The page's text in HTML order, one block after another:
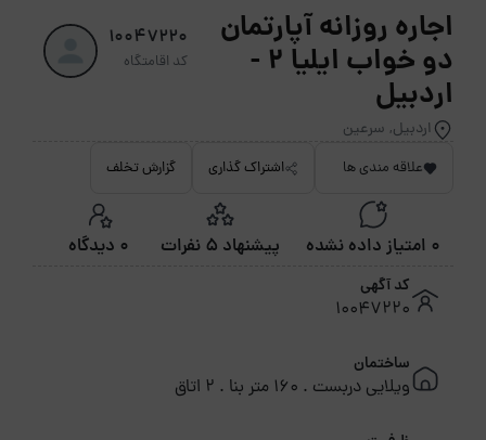
اجاره روزانه آپارتمان
دو خواب ایلیا 2 -
اردبیل
اردبیل, سرعین
10047220
کد اقامتگاه
علاقه مندی ها اشتراک گذاری گزارش تخلف
0 امتیاز داده نشده پیشنهاد 5 نفرات 0 دیدگاه
کد آگهی
10047220
ساختمان
ویلایی دربست . 160 متر بنا . 2 اتاق